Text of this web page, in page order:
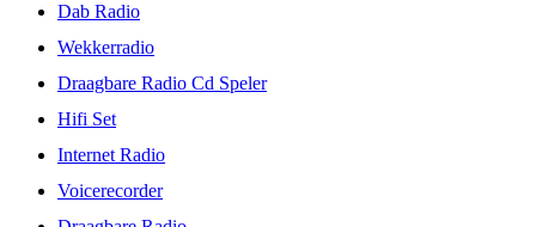
Dab Radio
Wekkerradio
Draagbare Radio Cd Speler
Hifi Set
Internet Radio
Voicerecorder